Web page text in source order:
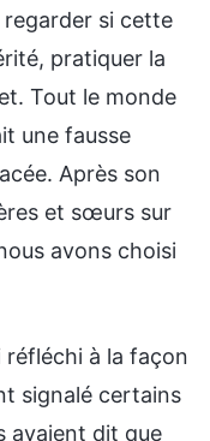
si cette
pratiquer la
Tout le monde
une fausse
Après son
et sœurs sur
avons choisi
réfléchi à la façon
signalé certains
avaient dit que